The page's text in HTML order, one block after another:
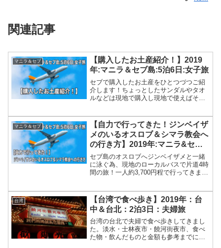
関連記事
マニラ＆セブ
【購入したお土産紹介！】2019
年:マニラ＆セブ島:5泊6日:女子旅
セブで購入したお土産をひとつづつご紹
介します！ちょっとしたサンダルやタオ
ルなどは現地で購入し現地で使えばその
引き交渉も頑張りましたので参考にして
頂ければうれしいです！
マニラ＆セブ
【自力で行ってきた！ジンベイザ
メのいるオスロブ＆シマラ教会へ
の行き方】2019年:マニラ&セブ
島:5泊6日:女子旅
セブ島のオスロブへジンベイザメと一緒
に泳ぐ為、現地のローカルバスで片道4時
間の旅！一人約3,700円程で行ってきまし
スロブまでの行き方、そして、帰りに寄
ったシマラ教会への行き方をお伝えしま
す。
台湾
【台湾で食べ歩き】2019年：台
中＆台北：2泊3日：夫婦旅
台湾の台北で夫婦で食べ歩きしてきまし
た。淡水・士林夜市・饒河街夜市、食べ
た物・飲んだものと金額も参考までに載